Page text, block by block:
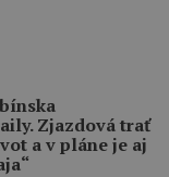
Zjazdová trať
a v pláne je aj